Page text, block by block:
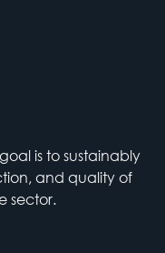
is to sustainably
and quality of
sector.